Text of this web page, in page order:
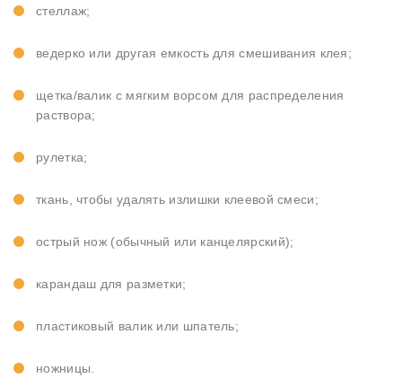
стеллаж;
ведерко или другая емкость для смешивания клея;
щетка/валик с мягким ворсом для распределения
раствора;
рулетка;
ткань, чтобы удалять излишки клеевой смеси;
острый нож (обычный или канцелярский);
карандаш для разметки;
пластиковый валик или шпатель;
ножницы.